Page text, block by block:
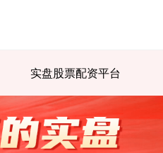
实盘股票配资平台